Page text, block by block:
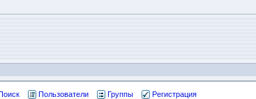
Пользователи Группы
Регистрация